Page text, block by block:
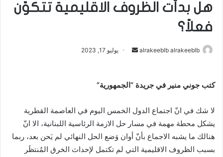
هل بدأت الظروف الاقليمية تتكوّن
فعلاً؟
alrakeeblb alrakeeblb
ل
ر
د
يوليو 17, 2023
كتب جوني منير في جريدة “الجمهورية”
لا شك في انّ اجتماع الدول الخمس اليوم في العاصمة القطرية
يشكل محطة مهمة في مسار حل الازمة الرئاسية اللبنانية، الا انّ
هنالك ما يشبه الاجماع بأنّ أوان وَضع الحل النهائي لم يَحن بعد، ربما
بسبب الظروف الاقليمية التي لم تكتمل لإحداث الخرق المُنتظَر